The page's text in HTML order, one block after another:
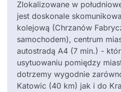
Zlokalizowane w
jest doskonale
kolejową (Chrzanów
samochodem), centrum
autostradą A4 (7 min.) -
usytuowaniu pomiędzy
dotrzemy wygodnie
Katowic (40 km) jak i do